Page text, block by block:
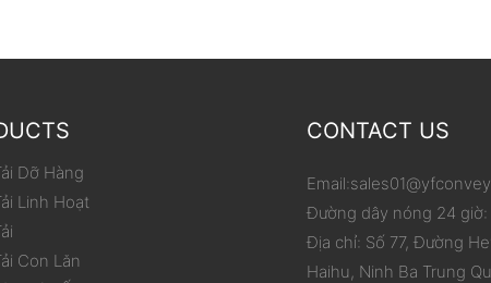
Dỡ Hàng
Linh Hoạt
Con Lăn
CONTACT US
Email:
Đường dây nóng 24
Địa chỉ: Số 77, Đường
Haihu, Ninh Ba Trung